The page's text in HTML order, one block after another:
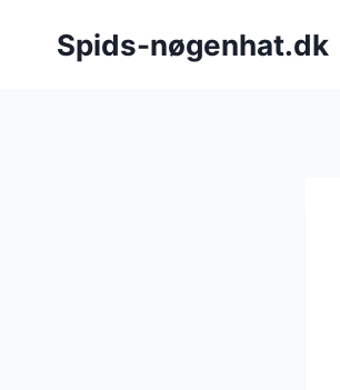
Spids-nøgenhat.dk